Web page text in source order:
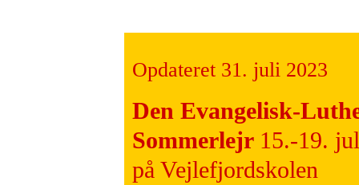
Opdateret 31. juli 2023
Den Evangelisk-
Sommerlejr 15.-19.
på Vejlefjordskolen